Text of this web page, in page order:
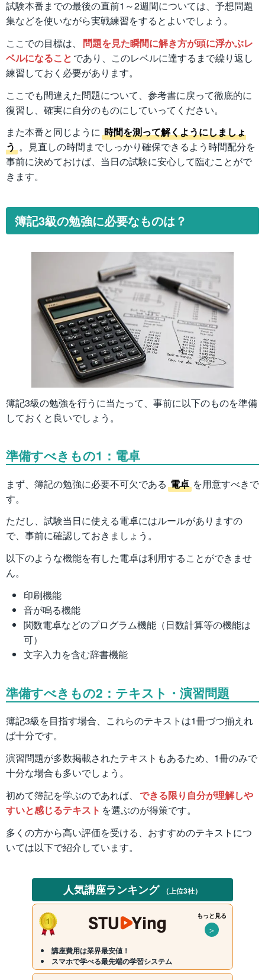
試験本番までの最後の直前1～2週間については、予想問題
集などを使いながら実戦練習をするとよいでしょう。
ここでの目標は、
問題を見た瞬間に解き方が頭に浮かぶレ
ベルになること であり、このレベルに達するまで繰り返し
練習しておく必要があります。
ここでも間違えた問題について、参考書に戻って徹底的に
復習し、確実に自分のものにしていってください。
また本番と同じように 時間を測って解くようにしましょ
う 。見直しの時間までしっかり確保できるよう時間配分を
事前に決めておけば、当日の試験に安心して臨むことがで
きます。
簿記3級の勉強に必要なものは？
簿記3級の勉強を行うに当たって、事前に以下のものを準備
しておくと良いでしょう。
準備すべきもの1：電卓
まず、簿記の勉強に必要不可欠である 電卓 を用意すべきで
す。
ただし、試験当日に使える電卓にはルールがありますの
で、事前に確認しておきましょう。
以下のような機能を有した電卓は利用することができませ
ん。
印刷機能
音が鳴る機能
関数電卓などのプログラム機能（日数計算等の機能は
可）
文字入力を含む辞書機能
準備すべきもの2：テキスト・演習問題
簿記3級を目指す場合、これらのテキストは1冊づつ揃えれ
ば十分です。
演習問題が多数掲載されたテキストもあるため、1冊のみで
十分な場合も多いでしょう。
初めて簿記を学ぶのであれば、 できる限り自分が理解しや
すいと感じるテキスト を選ぶのが得策です。
多くの方から高い評価を受ける、おすすめのテキストにつ
いては以下で紹介しています。
人気講座ランキング （上位3社）
もっと見る
＞
講座費用は業界最安値！
スマホで学べる最先端の学習システム